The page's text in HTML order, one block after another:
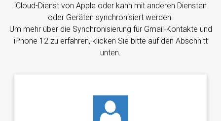
iCloud-Dienst von Apple oder kann mit anderen Diensten
oder Geräten synchronisiert werden.
Um mehr über die Synchronisierung für Gmail-Kontakte und
iPhone 12 zu erfahren, klicken Sie bitte auf den Abschnitt
unten.